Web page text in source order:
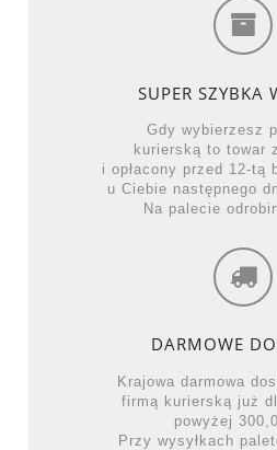
SUPER SZYBKA
Gdy wybierzesz
kurierską to towar
i opłacony przed 12-tą
u Ciebie następnego
Na palecie
DARMOWE
Krajowa darmowa
firmą kurierską już
powyżej
Przy wysyłkach